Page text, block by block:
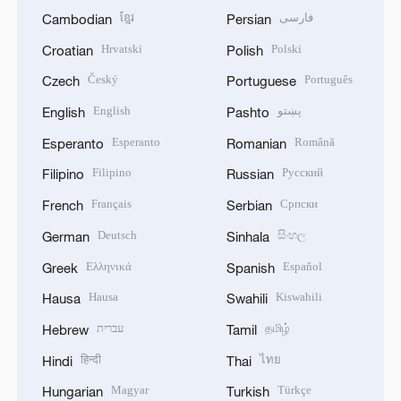
Cambodian ខ្មែរ
Croatian Hrvatski
Czech Český
English English
Esperanto Esperanto
Filipino Filipino
French Français
German Deutsch
Greek Ελληνικά
Hausa Hausa
Hebrew עברית
Hindi हिन्दी
Hungarian Magyar
Persian فارسی
Polish Polski
Portuguese Português
Pashto پښتو
Romanian Română
Russian Русский
Serbian Српски
Sinhala සිංහල
Spanish Español
Swahili Kiswahili
Tamil தமிழ்
Thai ไทย
Turkish Türkçe